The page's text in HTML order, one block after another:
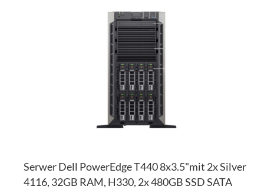
Serwer Dell PowerEdge T440 8x3.5"mit 2x Silver
4116, 32GB RAM, H330, 2x 480GB SSD SATA